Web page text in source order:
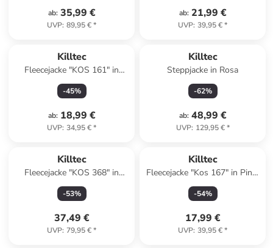
ab: 35,99 €
UVP: 89,95 €*
ab: 21,99 €
UVP: 39,95 €*
Killtec
Fleecejacke "KOS 161" in
Petrol
-45%
ab: 18,99 €
UVP: 34,95 €*
Killtec
Steppjacke in Rosa
-62%
ab: 48,99 €
UVP: 129,95 €*
Killtec
Fleecejacke "KOS 368" in
Hellblau
-53%
37,49 €
UVP: 79,95 €*
Killtec
Fleecejacke "Kos 167" in Pink/
Anthrazit
-54%
17,99 €
UVP: 39,95 €*